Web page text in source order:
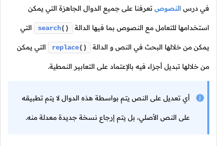
في درس النصوص تعرفنا على جميع الدوال الجاهزة التي يمكن
استخدامها للتعامل مع النصوص بما فيها الدالة search() التي
يمكن من خلالها البحث في النص و الدالة replace() التي يمكن
من خلالها تبديل أجزاء فيه بالإعتماد على التعابير النمطية.
أي تعديل على النص يتم بواسطة هذه الدوال لا يتم تطبيقه
على النص الأصلي، بل يتم إرجاع نسخة جديدة معدلة منه.